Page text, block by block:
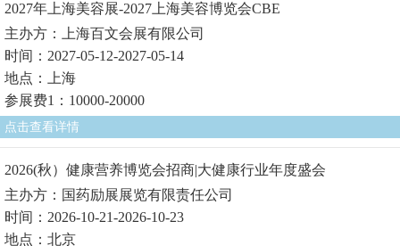
2027年上海美容展-2027上海美容博览会CBE
主办方：上海百文会展有限公司
时间：2027-05-12-2027-05-14
地点：上海
参展费1：10000-20000
点击查看详情
2026(秋）健康营养博览会招商|大健康行业年度盛会
主办方：国药励展展览有限责任公司
时间：2026-10-21-2026-10-23
地点：北京